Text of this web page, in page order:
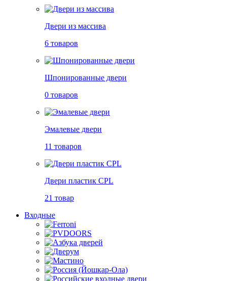
Двери из массива
6 товаров
Шпонированные двери
0 товаров
Эмалевые двери
11 товаров
Двери пластик CPL
21 товар
Входные